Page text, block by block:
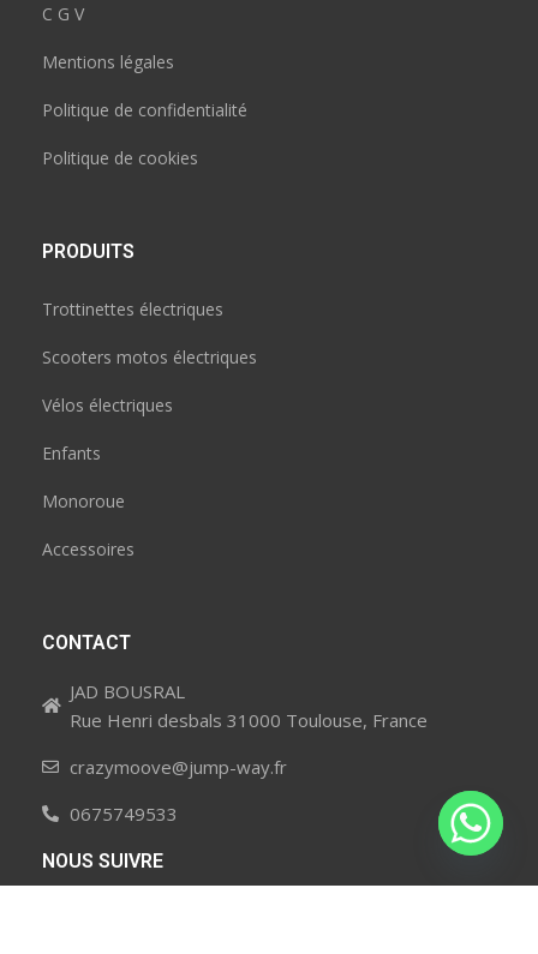
C G V
Mentions légales
Politique de confidentialité
Politique de cookies
PRODUITS
Trottinettes électriques
Scooters motos électriques
Vélos électriques
Enfants
Monoroue
Accessoires
CONTACT
JAD BOUSRAL
Rue Henri desbals 31000 Toulouse, France
crazymoove@jump-way.fr
0675749533
NOUS SUIVRE